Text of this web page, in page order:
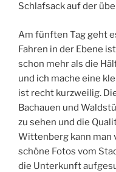
Schlafsack auf der
Am fünften Tag geht
Fahren in der Ebene
schon mehr als die
und ich mache eine
ist recht kurzweilig.
Bachauen und
zu sehen und die
Wittenberg kann man
schöne Fotos vom
die Unterkunft